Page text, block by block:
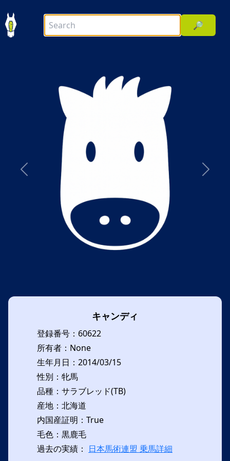
🔎
前へ 次へ
キャンディ
登録番号：60622
所有者：None
生年月日：2014/03/15
性別：牝馬
品種：サラブレッド(TB)
産地：北海道
内国産証明：True
毛色：黒鹿毛
過去の実績： 日本馬術連盟 乗馬詳細